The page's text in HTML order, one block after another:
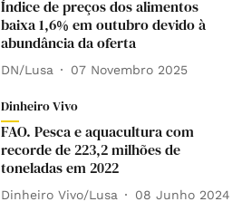
Índice de preços dos alimentos
baixa 1,6% em outubro devido à
abundância da oferta
DN/Lusa 07 Novembro 2025
Dinheiro Vivo
FAO. Pesca e aquacultura com
recorde de 223,2 milhões de
toneladas em 2022
Dinheiro Vivo/Lusa 08 Junho 2024